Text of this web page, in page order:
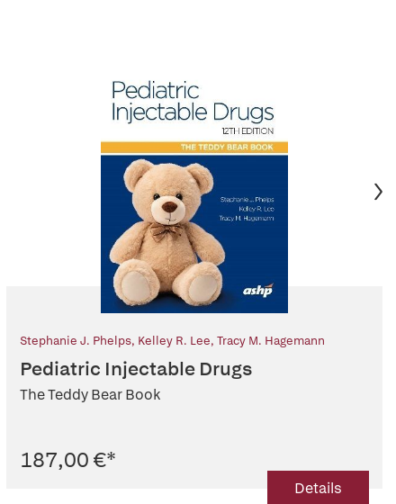
Stephanie J. Phelps, Kelley R. Lee, Tracy M. Hagemann
Pediatric Injectable Drugs
The Teddy Bear Book
187,00 €*
Details